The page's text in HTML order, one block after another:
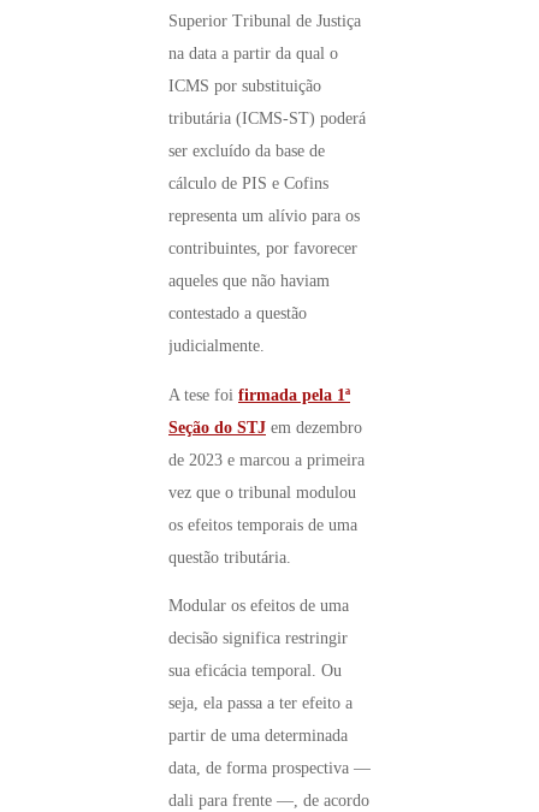
Superior Tribunal de Justiça
na data a partir da qual o
ICMS por substituição
tributária (ICMS-ST) poderá
ser excluído da base de
cálculo de PIS e Cofins
representa um alívio para os
contribuintes, por favorecer
aqueles que não haviam
contestado a questão
judicialmente.
A tese foi firmada pela 1ª
Seção do STJ em dezembro
de 2023 e marcou a primeira
vez que o tribunal modulou
os efeitos temporais de uma
questão tributária.
Modular os efeitos de uma
decisão significa restringir
sua eficácia temporal. Ou
seja, ela passa a ter efeito a
partir de uma determinada
data, de forma prospectiva —
dali para frente —, de acordo